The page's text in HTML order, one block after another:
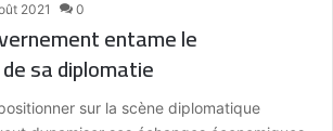
2021 0
entame le
sa diplomatie
sur la scène diplomatique